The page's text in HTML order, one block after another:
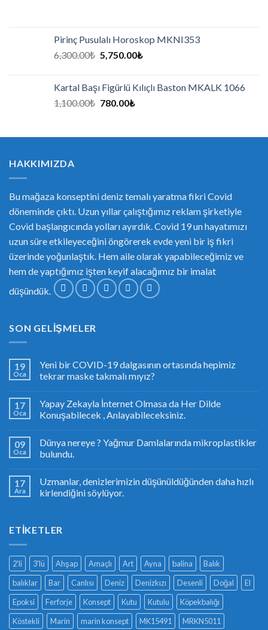
Pirinç Pusulalı Horoskop MKNI353
6,300.00₺ 5,750.00₺
Kartal Başı Figürlü Kılıçlı Baston MKALK 1066
1,100.00₺ 780.00₺
HAKKIMIZDA
Bu mağaza konseptini deniz temalı yaratma fikri Covid
döneminde çıktı. Uzun yıllar çalıştığımız reklam şirketiyle
Covid başlangıcında yolları ayırdık. Covid 19 un hayatımızı
uzun süre etkileyeceğini öngörerek evde yeni bir iş fikri
üzerinde yoğunlaştık. Hem aile olarak yapabileceğimiz ve
hem de yaptığımız işten keyif alacağımız bir imalat
düşündük.
SON GELIŞMELER
19
Oca
Yeni bir COVID-19 dalgasının ortasında hepimiz
tekrar maske takmalı mıyız?
17
Oca
Yapay Zekayla İnternet Olmasa da Her Dilde
Konuşabilecek , Anlayabileceksiniz.
09
Oca
Dünya nereye ? Yağmur Damlalarında mikroplastikler
bulundu.
17
Ara
Uzmanlar, denizlerimizin düşünüldüğünden daha hızlı
kirlendiğini söylüyor.
ETIKETLER
2'li 3'lü Ahşap Amaçlı Art Ayna balina
Balık
balıklar
Bar Canlısı Deniz Denizkızı Desenli Doğal
El
Epoksi
Ferforje Konsept Kutu Kutulu
Köpekbalığı
Köstekli
Marin marin konsept MK15491 MRKN5011